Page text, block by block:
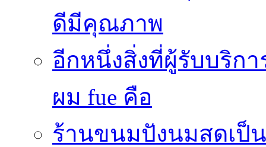
ดีมีคุณภาพ
อีกหนึ่งสิ่งที่ผู้รับบริก
ผม fue คือ
ร้านขนมปังนมสดเป็